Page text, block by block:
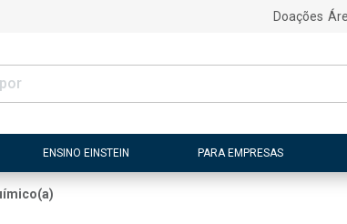
Doações
ENSINO EINSTEIN PARA EMPRESAS